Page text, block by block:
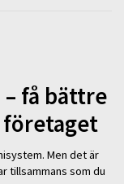
få bättre
Men det är
tillsammans som du